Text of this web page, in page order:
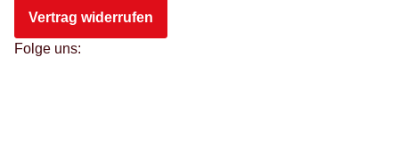
Vertrag widerrufen
Folge uns: